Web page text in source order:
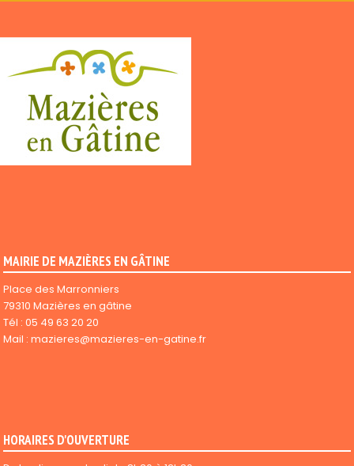
MAIRIE DE MAZIÈRES EN GÂTINE
Place des Marronniers
79310 Mazières en gâtine
Tél : 05 49 63 20 20
Mail : mazieres@mazieres-en-gatine.fr
HORAIRES D'OUVERTURE